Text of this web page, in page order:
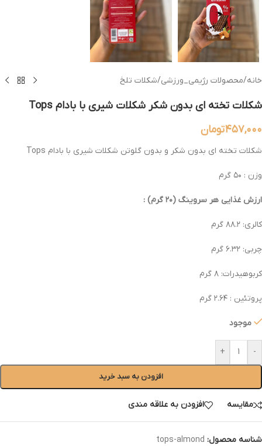
خانه/محصولات رژیمی_ورزشی/شکلات تلخ
شکلات تخته ای بدون شکر شکلات شیری با بادام Tops
۴۵۷,۰۰۰تومان
شکلات تخته ای بدون شکر و بدون گلوتن شکلات شیری با بادام Tops
وزن : ۵۰ گرم
ارزش غذایی هر سروینگ (۲۰ گرم) :
کالری: ۸۸.۲ گرم
چربی: ۶.۳۲ گرم
کربوهیدرات: ۸ گرم
پروتئین : ۲.۶۴ گرم
موجود
-
+
افزودن به سبد خرید
مقایسه افزودن به علاقه مندی
شناسه محصول: tops-almond